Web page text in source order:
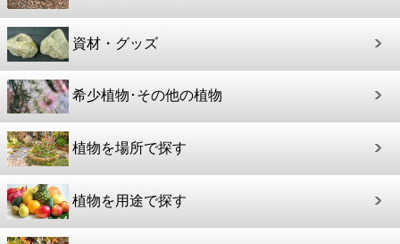
資材・グッズ
希少植物･その他の植物
植物を場所で探す
植物を用途で探す